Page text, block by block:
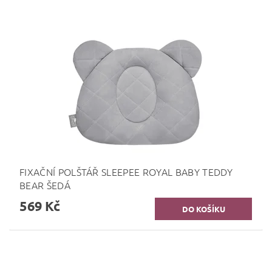
FIXAČNÍ POLŠTÁŘ SLEEPEE ROYAL BABY TEDDY
BEAR ŠEDÁ
569 Kč